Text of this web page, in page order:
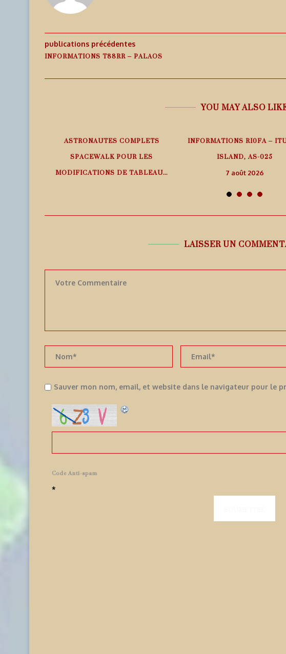
publications précédentes
INFORMATIONS T88RR – PALAOS
YOU MAY ALSO
ASTRONAUTES COMPLETS
SPACEWALK POUR LES
MODIFICATIONS DE TABLEAU...
INFORMATIONS RI0FA –
ISLAND, AS-025
7 août 2026
LAISSER UN
Sauver mon nom, email, et website dans le navigateur pour le
Code Anti-spam
*